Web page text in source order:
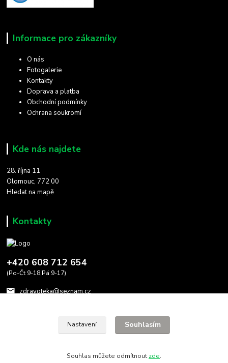
Informace pro zákazníky
O nás
Fotogalerie
Kontakty
Doprava a platba
Obchodní podmínky
Ochrana soukromí
Kde nás najdete
28. října 11
Olomouc, 772 00
Hledat na mapě
Kontakty
+420 608 712 654
(Po-Čt 9-18,Pá 9-17)
zdravoteka@seznam.cz
Nastavení Souhlasím
Souhlas můžete odmítnout zde.